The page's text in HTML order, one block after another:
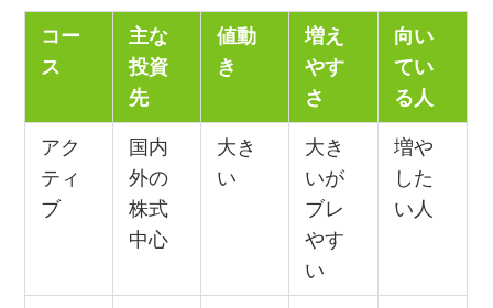
コー
ス
主な
投資
先
値動
き
増え
やす
さ
向い
てい
る人
アク
ティ
ブ
国内
外の
株式
中心
大き
い
大き
いが
ブレ
やす
い
増や
した
い人